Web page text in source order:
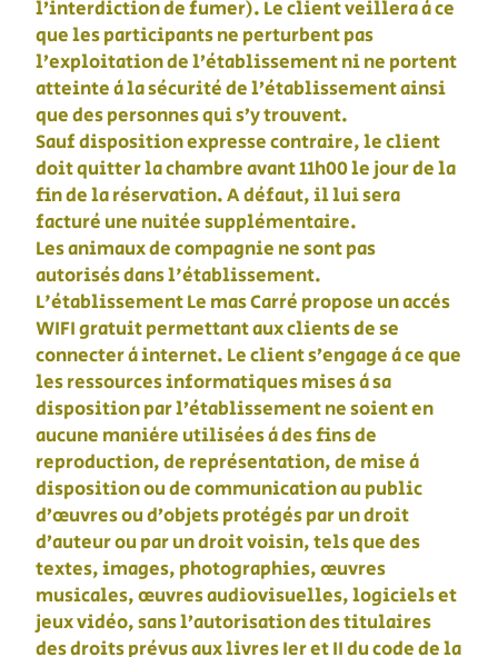
l’interdiction de fumer). Le client veillera à ce
que les participants ne perturbent pas
l’exploitation de l’établissement ni ne portent
atteinte à la sécurité de l’établissement ainsi
que des personnes qui s’y trouvent.
Sauf disposition expresse contraire, le client
doit quitter la chambre avant 11h00 le jour de la
fin de la réservation. A défaut, il lui sera
facturé une nuitée supplémentaire.
Les animaux de compagnie ne sont pas
autorisés dans l'établissement.
L'établissement Le mas Carré propose un accès
WIFI gratuit permettant aux clients de se
connecter à internet. Le client s’engage à ce que
les ressources informatiques mises à sa
disposition par l’établissement ne soient en
aucune manière utilisées à des fins de
reproduction, de représentation, de mise à
disposition ou de communication au public
d’œuvres ou d’objets protégés par un droit
d’auteur ou par un droit voisin, tels que des
textes, images, photographies, œuvres
musicales, œuvres audiovisuelles, logiciels et
jeux vidéo, sans l’autorisation des titulaires
des droits prévus aux livres Ier et II du code de la